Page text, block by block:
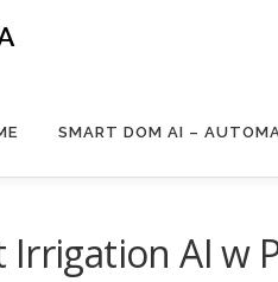
SMART DOM AI –
AI w